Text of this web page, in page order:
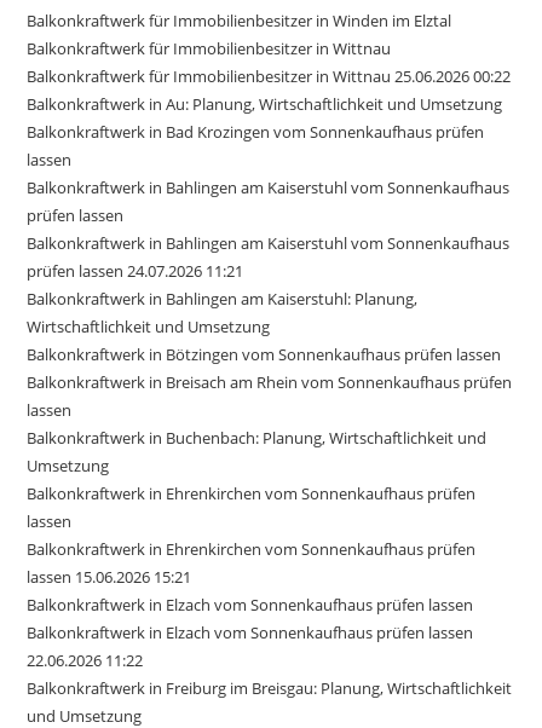
Balkonkraftwerk für Immobilienbesitzer in Winden im Elztal
Balkonkraftwerk für Immobilienbesitzer in Wittnau
Balkonkraftwerk für Immobilienbesitzer in Wittnau 25.06.2026 00:22
Balkonkraftwerk in Au: Planung, Wirtschaftlichkeit und Umsetzung
Balkonkraftwerk in Bad Krozingen vom Sonnenkaufhaus prüfen
lassen
Balkonkraftwerk in Bahlingen am Kaiserstuhl vom Sonnenkaufhaus
prüfen lassen
Balkonkraftwerk in Bahlingen am Kaiserstuhl vom Sonnenkaufhaus
prüfen lassen 24.07.2026 11:21
Balkonkraftwerk in Bahlingen am Kaiserstuhl: Planung,
Wirtschaftlichkeit und Umsetzung
Balkonkraftwerk in Bötzingen vom Sonnenkaufhaus prüfen lassen
Balkonkraftwerk in Breisach am Rhein vom Sonnenkaufhaus prüfen
lassen
Balkonkraftwerk in Buchenbach: Planung, Wirtschaftlichkeit und
Umsetzung
Balkonkraftwerk in Ehrenkirchen vom Sonnenkaufhaus prüfen
lassen
Balkonkraftwerk in Ehrenkirchen vom Sonnenkaufhaus prüfen
lassen 15.06.2026 15:21
Balkonkraftwerk in Elzach vom Sonnenkaufhaus prüfen lassen
Balkonkraftwerk in Elzach vom Sonnenkaufhaus prüfen lassen
22.06.2026 11:22
Balkonkraftwerk in Freiburg im Breisgau: Planung, Wirtschaftlichkeit
und Umsetzung